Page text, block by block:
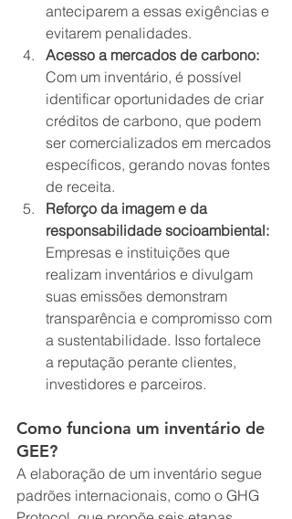
anteciparem a essas exigências e
evitarem penalidades.
Acesso a mercados de carbono:
Com um inventário, é possível
identificar oportunidades de criar
créditos de carbono, que podem
ser comercializados em mercados
específicos, gerando novas fontes
de receita.
Reforço da imagem e da
responsabilidade socioambiental:
Empresas e instituições que
realizam inventários e divulgam
suas emissões demonstram
transparência e compromisso com
a sustentabilidade. Isso fortalece
a reputação perante clientes,
investidores e parceiros.
Como funciona um inventário de
GEE?
A elaboração de um inventário segue
padrões internacionais, como o GHG